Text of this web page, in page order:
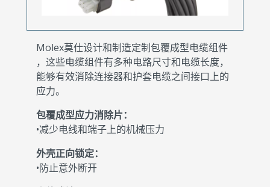
Molex莫仕设计和制造定制包覆成型电缆组件
，这些电缆组件有多种电路尺寸和电缆长度，
能够有效消除连接器和护套电缆之间接口上的
应力。
包覆成型应力消除片：
•减少电线和端子上的机械压力
外壳正向锁定：
•防止意外断开